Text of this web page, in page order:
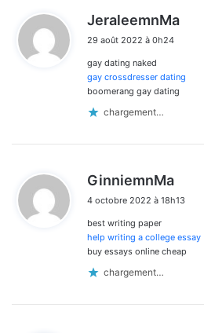
JeraleemnMa
:
29 août 2022 à 0h24
gay dating naked
gay crossdresser dating
boomerang gay dating
chargement…
GinniemnMa
t
:
4 octobre 2022 à 18h13
best writing paper
help writing a college essay
buy essays online cheap
chargement…